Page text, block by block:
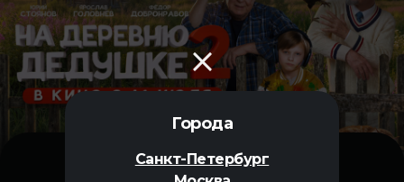
Города
Санкт-Петербург